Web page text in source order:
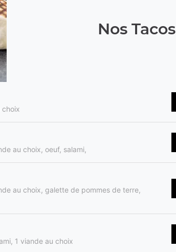
Nos Tacos
choix
au choix, oeuf, salami,
au choix, galette de pommes de terre,
1 viande au choix